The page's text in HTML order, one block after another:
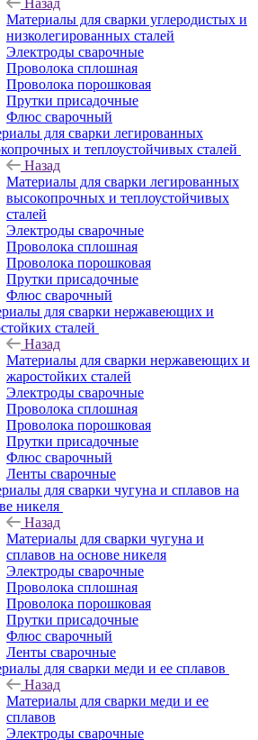
Назад
Материалы для сварки углеродистых и
низколегированных сталей
Электроды сварочные
Проволока сплошная
Проволока порошковая
Прутки присадочные
Флюс сварочный
для сварки легированных
и теплоустойчивых сталей
Назад
Материалы для сварки легированных
высокопрочных и теплоустойчивых
сталей
Электроды сварочные
Проволока сплошная
Проволока порошковая
Прутки присадочные
Флюс сварочный
для сварки нержавеющих и
сталей
Назад
Материалы для сварки нержавеющих и
жаростойких сталей
Электроды сварочные
Проволока сплошная
Проволока порошковая
Прутки присадочные
Флюс сварочный
Ленты сварочные
для сварки чугуна и сплавов на
никеля
Назад
Материалы для сварки чугуна и
сплавов на основе никеля
Электроды сварочные
Проволока сплошная
Проволока порошковая
Прутки присадочные
Флюс сварочный
Ленты сварочные
для сварки меди и ее сплавов
Назад
Материалы для сварки меди и ее
сплавов
Электроды сварочные